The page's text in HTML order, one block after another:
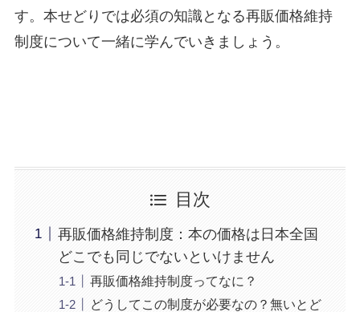
す。本せどりでは必須の知識となる再販価格維持
制度について一緒に学んでいきましょう。
目次
再販価格維持制度：本の価格は日本全国
どこでも同じでないといけません
再販価格維持制度ってなに？
どうしてこの制度が必要なの？無いとど